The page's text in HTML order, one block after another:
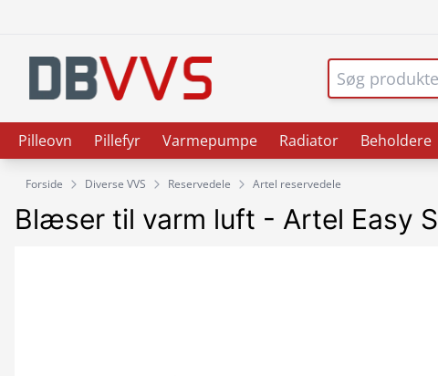
Pilleovn Pillefyr Varmepumpe Radiator Beholdere
Forside Diverse VVS Reservedele Artel reservedele
Blæser til varm luft - Artel Easy S